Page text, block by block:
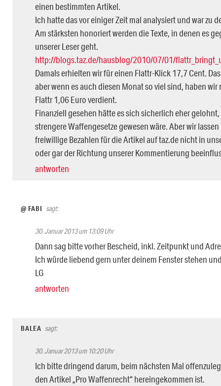
einen bestimmten Artikel.
Ich hatte das vor einiger Zeit mal analysiert und war zu
Am stärksten honoriert werden die Texte, in denen es
unserer Leser geht.
http://blogs.taz.de/hausblog/2010/07/01/
Damals erhielten wir für einen Flattr-Klick 17,7 Cent.
aber wenn es auch diesen Monat so viel sind, haben
Flattr 1,06 Euro verdient.
Finanziell gesehen hätte es sich sicherlich eher
strengere Waffengesetze gewesen wäre. Aber wir
freiwillige Bezahlen für die Artikel auf taz.de nicht in
oder gar der Richtung unserer Kommentierung
antworten
@ FABI sagt:
30. Januar 2013 um 13:09 Uhr
Dann sag bitte vorher Bescheid, inkl. Zeitpunkt und
Ich würde liebend gern unter deinem Fenster stehen
LG
antworten
BALEA sagt:
30. Januar 2013 um 10:20 Uhr
Ich bitte dringend darum, beim nächsten Mal
den Artikel „Pro Waffenrecht“ hereingekommen ist.